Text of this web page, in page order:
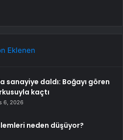
Eklenen
sanayiye daldı: Boğayı gören
kaçtı
6, 2026
neden düşüyor?